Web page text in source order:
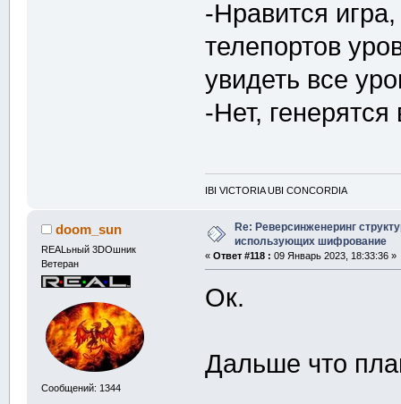
-Нравится
телепортов
увидеть все
-Нет,
IBI VICTORIA UBI CONCORDIA
doom_sun
REALьный 3DOшник
Ветеран
Сообщений: 1344
Re: Реверсинженеринг
использующих шифрование
«Ответ #118 : 09 Январь 2023, 18:33:36 »
Ок.
Дальше что